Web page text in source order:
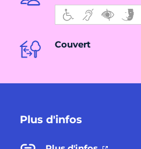
Couvert
Plus d'infos